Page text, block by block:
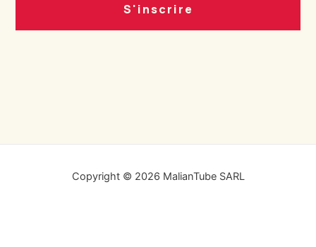
S'inscrire
Copyright © 2026 MalianTube SARL